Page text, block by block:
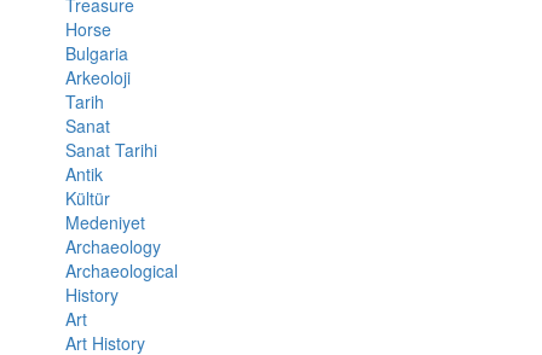
Treasure
Horse
Bulgaria
Arkeoloji
Tarih
Sanat
Sanat Tarihi
Antik
Kültür
Medeniyet
Archaeology
Archaeological
History
Art
Art History